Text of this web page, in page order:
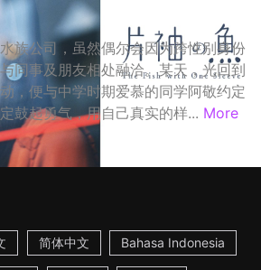
族公司，虽然偶尔会因为跨性别身份
同事及朋友相处融洽。某天，光回到
，便与中学时期爱慕的同学阿敬约定
鼓起勇气，用自己真实的样... More
简体中文 Bahasa Indonesia